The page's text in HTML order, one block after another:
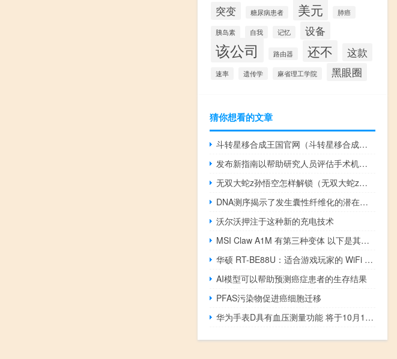
突变
糖尿病患者 美元 肺癌
胰岛素 自我 记忆 设备
该公司 路由器 还不 这款
速率 遗传学 麻省理工学院 黑眼圈
猜你想看的文章
斗转星移合成王国官网（斗转星移合成王国）
发布新指南以帮助研究人员评估手术机器人
无双大蛇z孙悟空怎样解锁（无双大蛇z孙悟空mod）
DNA测序揭示了发生囊性纤维化的潜在风险
沃尔沃押注于这种新的充电技术
MSI Claw A1M 有第三种变体 以下是其规格和价格
华硕 RT-BE88U：适合游戏玩家的 WiFi 7 路由器
AI模型可以帮助预测癌症患者的生存结果
PFAS污染物促进癌细胞迁移
华为手表D具有血压测量功能 将于10月12日在欧洲展出